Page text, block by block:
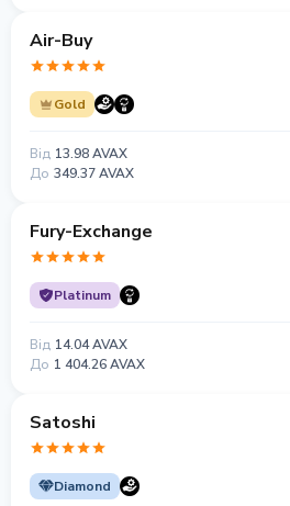
Air-Buy
Gold
Від 13.98 AVAX
До 349.37 AVAX
Fury-Exchange
Platinum
Від 14.04 AVAX
До 1 404.26 AVAX
Satoshi
Diamond